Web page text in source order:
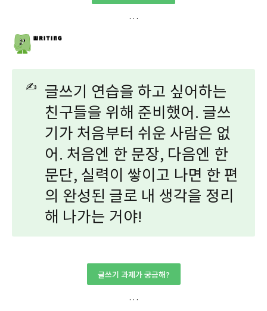
✍️
글쓰기 연습을 하고 싶어하는
친구들을 위해 준비했어. 글쓰
기가 처음부터 쉬운 사람은 없
어. 처음엔 한 문장, 다음엔 한
문단, 실력이 쌓이고 나면 한 편
의 완성된 글로 내 생각을 정리
해 나가는 거야!
글쓰기 과제가 궁금해?